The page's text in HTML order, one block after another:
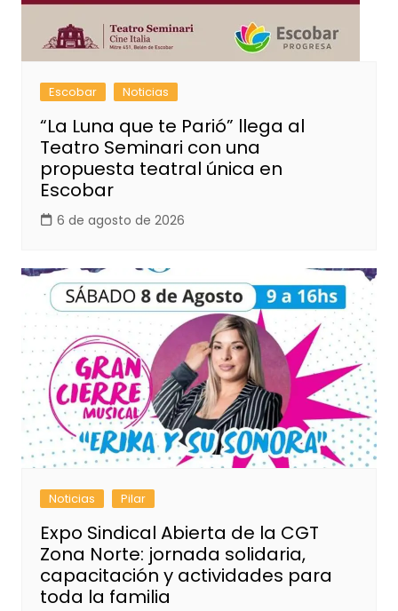
Escobar Noticias
“La Luna que te Parió” llega al
Teatro Seminari con una
propuesta teatral única en
Escobar
6 de agosto de 2026
Noticias Pilar
Expo Sindical Abierta de la CGT
Zona Norte: jornada solidaria,
capacitación y actividades para
toda la familia